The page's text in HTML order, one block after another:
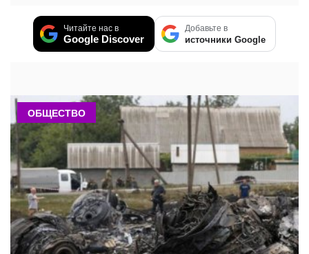
Читайте нас в
Google Discover
Добавьте в
источники Google
ОБЩЕСТВО